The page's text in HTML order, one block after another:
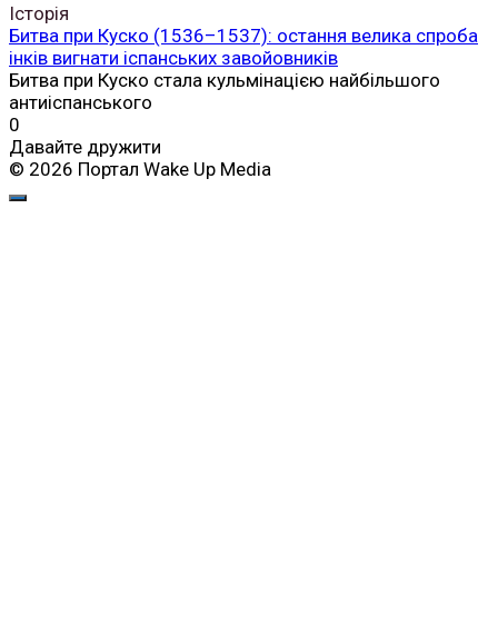
Історія
Битва при Куско (1536–1537): остання велика спроба
інків вигнати іспанських завойовників
Битва при Куско стала кульмінацією найбільшого
антиіспанського
0
Давайте дружити
© 2026 Портал Wake Up Media